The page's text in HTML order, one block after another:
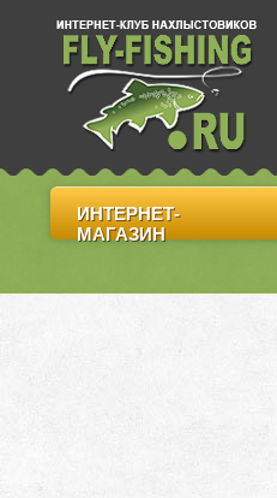
ИНТЕРНЕТ-
МАГАЗИН